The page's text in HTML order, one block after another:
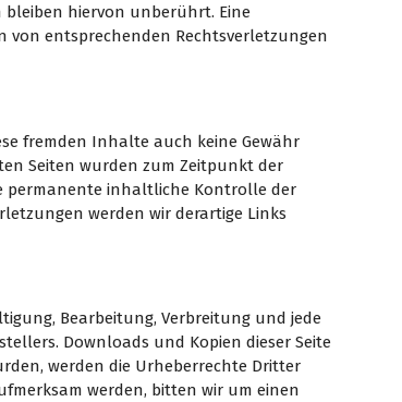
hiervon unberührt. Eine
von entsprechenden Rechtsverletzungen
fremden Inhalte auch keine Gewähr
Seiten wurden zum Zeitpunkt der
permanente inhaltliche Kontrolle der
werden wir derartige Links
Bearbeitung, Verbreitung und jede
Downloads und Kopien dieser Seite
werden die Urheberrechte Dritter
werden, bitten wir um einen